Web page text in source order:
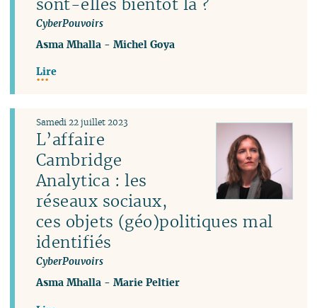
sont-elles bientôt là ?
CyberPouvoirs
Asma Mhalla -Michel Goya
Lire
L’affaire
Cambridge
Analytica : les
réseaux sociaux,
ces objets (géo)politiques mal
identifiés
CyberPouvoirs
Samedi 22 juillet 2023
Asma Mhalla -Marie Peltier